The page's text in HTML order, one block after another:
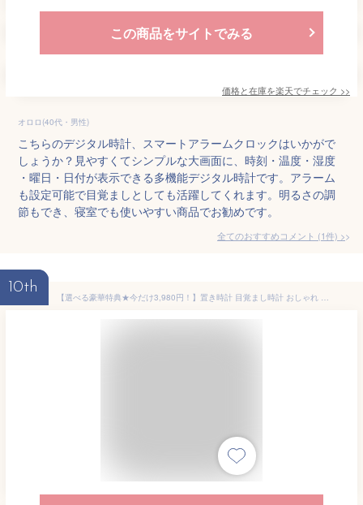
この商品をサイトでみる
価格と在庫を楽天でチェック >>
オロロ(40代・男性)
こちらのデジタル時計、スマートアラームクロックはいかがで
しょうか？見やすくてシンプルな大画面に、時刻・温度・湿度
・曜日・日付が表示できる多機能デジタル時計です。アラーム
も設定可能で目覚ましとしても活躍してくれます。明るさの調
節もでき、寝室でも使いやすい商品でお勧めです。
全てのおすすめコメント (1件) >
10th
【選べる豪華特典★今だけ3,980円！】置き時計 目覚まし時計 おしゃれ デジタル 電波 木目調 大音量 デジタル時計 日付 置時計 電波時計 木製 温度 湿度 コンパクト リビング 夜 見やすい アラーム ウッド 北欧 アンティーク 卓上 操作 簡単 音量調節 アラーム 複数設定